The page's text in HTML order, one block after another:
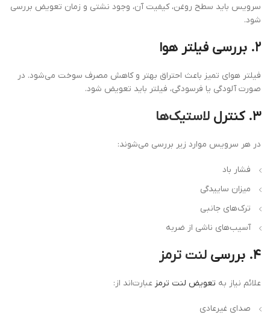
سرویس باید سطح روغن، کیفیت آن، وجود نشتی و زمان تعویض بررسی
شود.
۲. بررسی فیلتر هوا
فیلتر هوای تمیز باعث احتراق بهتر و کاهش مصرف سوخت می‌شود. در
صورت آلودگی یا فرسودگی، فیلتر باید تعویض شود.
۳. کنترل لاستیک‌ها
در هر سرویس موارد زیر بررسی می‌شوند:
فشار باد
میزان ساییدگی
ترک‌های جانبی
آسیب‌های ناشی از ضربه
۴. بررسی لنت ترمز
علائم نیاز به تعویض لنت ترمز عبارت‌اند از:
صدای غیرعادی